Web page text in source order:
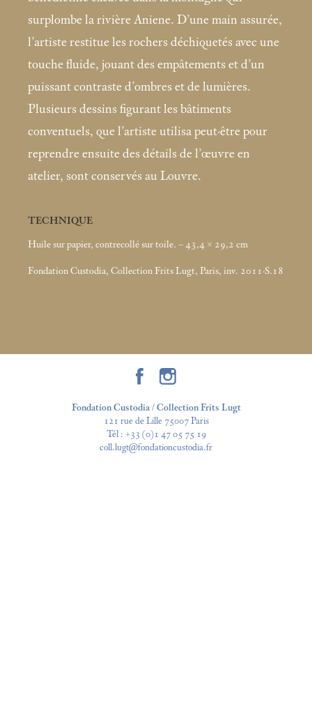
surplombe la rivière Aniene. D’une main assurée,
l’artiste restitue les rochers déchiquetés avec une
touche fluide, jouant des empâtements et d’un
puissant contraste d’ombres et de lumières.
Plusieurs dessins figurant les bâtiments
conventuels, que l’artiste utilisa peut-être pour
reprendre ensuite des détails de l’œuvre en
atelier, sont conservés au Louvre.
TECHNIQUE
Huile sur papier, contrecollé sur toile. – 43,4 × 29,2 cm
Fondation Custodia, Collection Frits Lugt, Paris, inv. 2011-S.18
Fondation Custodia / Collection Frits Lugt
121 rue de Lille 75007 Paris
Tél : +33 (0)1 47 05 75 19
coll.lugt@fondationcustodia.fr